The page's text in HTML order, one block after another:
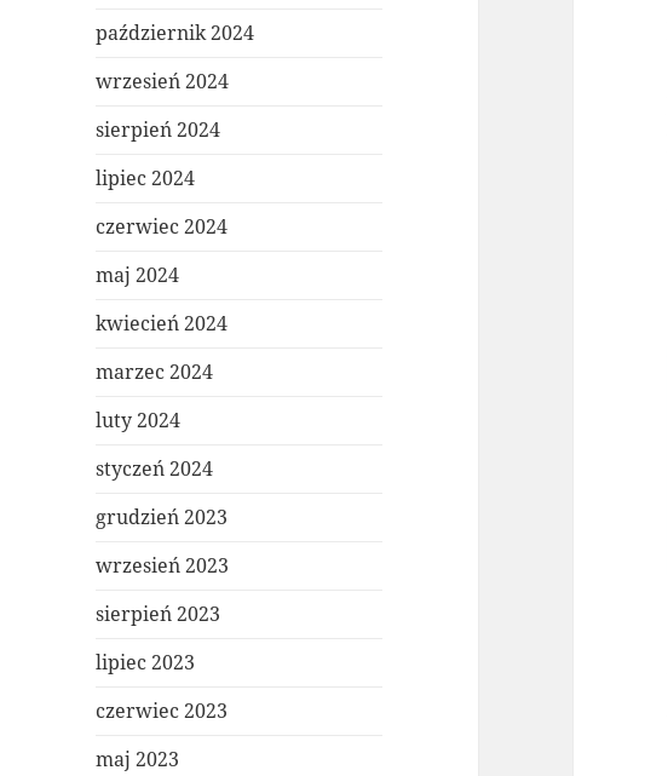
październik 2024
wrzesień 2024
sierpień 2024
lipiec 2024
czerwiec 2024
maj 2024
kwiecień 2024
marzec 2024
luty 2024
styczeń 2024
grudzień 2023
wrzesień 2023
sierpień 2023
lipiec 2023
czerwiec 2023
maj 2023